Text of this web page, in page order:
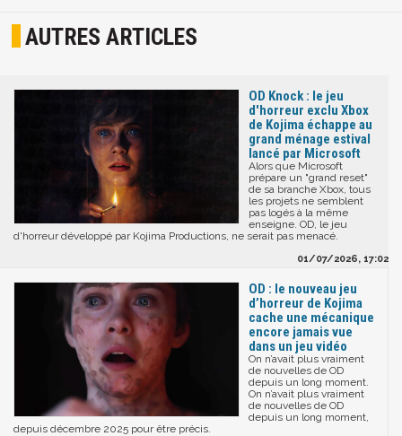
AUTRES ARTICLES
OD Knock : le jeu
d'horreur exclu Xbox
de Kojima échappe au
grand ménage estival
lancé par Microsoft
Alors que Microsoft
prépare un "grand reset"
de sa branche Xbox, tous
les projets ne semblent
pas logés à la même
enseigne. OD, le jeu
d'horreur développé par Kojima Productions, ne serait pas menacé.
01/07/2026, 17:02
OD : le nouveau jeu
d’horreur de Kojima
cache une mécanique
encore jamais vue
dans un jeu vidéo
On n’avait plus vraiment
de nouvelles de OD
depuis un long moment.
On n’avait plus vraiment
de nouvelles de OD
depuis un long moment,
depuis décembre 2025 pour être précis.